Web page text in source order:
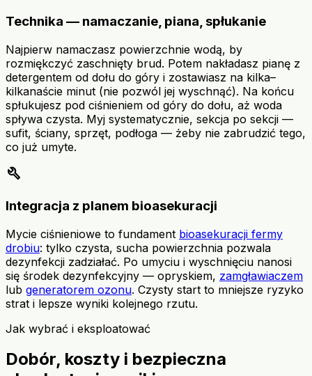
Technika — namaczanie, piana, spłukanie
Najpierw namaczasz powierzchnie wodą, by
rozmiękczyć zaschnięty brud. Potem nakładasz pianę z
detergentem od dołu do góry i zostawiasz na kilka–
kilkanaście minut (nie pozwól jej wyschnąć). Na końcu
spłukujesz pod ciśnieniem od góry do dołu, aż woda
spływa czysta. Myj systematycznie, sekcja po sekcji —
sufit, ściany, sprzęt, podłoga — żeby nie zabrudzić tego,
co już umyte.
build
Integracja z planem bioasekuracji
Mycie ciśnieniowe to fundament bioasekuracji fermy
drobiu: tylko czysta, sucha powierzchnia pozwala
dezynfekcji zadziałać. Po umyciu i wyschnięciu nanosi
się środek dezynfekcyjny — opryskiem, zamgławiaczem
lub generatorem ozonu. Czysty start to mniejsze ryzyko
strat i lepsze wyniki kolejnego rzutu.
Jak wybrać i eksploatować
Dobór, koszty i bezpieczna